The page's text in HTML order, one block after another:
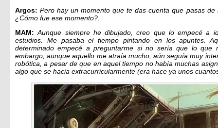
Argos: Pero hay un momento que te das cuenta que pasas
¿Cómo fue ese momento?.
MAM: Aunque siempre he dibujado, creo que lo empecé a
estudios. Me pasaba el tiempo pintando en los apuntes.
determinado empecé a preguntarme si no sería que lo que
embargo, aunque aquello me atraía mucho, aún seguía muy
robótica, a pesar de que en aquel tiempo no había muchas
algo que se hacia extracurricularmente (era hace ya unos